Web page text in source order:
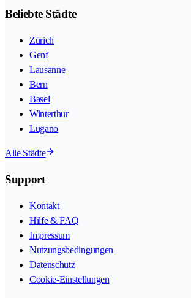
Beliebte Städte
Zürich
Genf
Lausanne
Bern
Basel
Winterthur
Lugano
Alle Städte
Support
Kontakt
Hilfe & FAQ
Impressum
Nutzungsbedingungen
Datenschutz
Cookie-Einstellungen